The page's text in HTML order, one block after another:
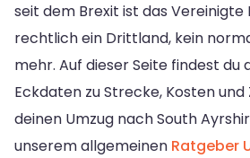
seit dem Brexit ist das Vereinigte
rechtlich ein Drittland, kein
mehr. Auf dieser Seite findest du
Eckdaten zu Strecke, Kosten
deinen Umzug nach South
unserem allgemeinen Ratgeber